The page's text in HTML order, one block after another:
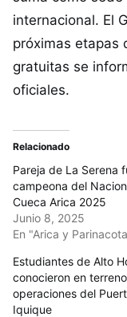
internacional. El
próximas etapas
gratuitas se
oficiales.
Relacionado
Pareja de La Serena
campeona del
Cueca Arica 2025
Junio 8, 2025
En "Arica y
Estudiantes de Alto
conocieron en
operaciones del
Iquique